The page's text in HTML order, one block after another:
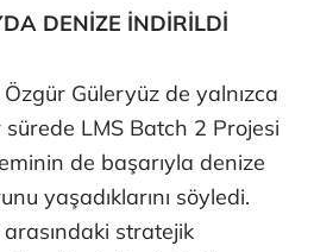
DENİZE İNDİRİLDİ
Güleryüz de yalnızca
LMS Batch 2 Projesi
de başarıyla denize
yaşadıklarını söyledi.
stratejik